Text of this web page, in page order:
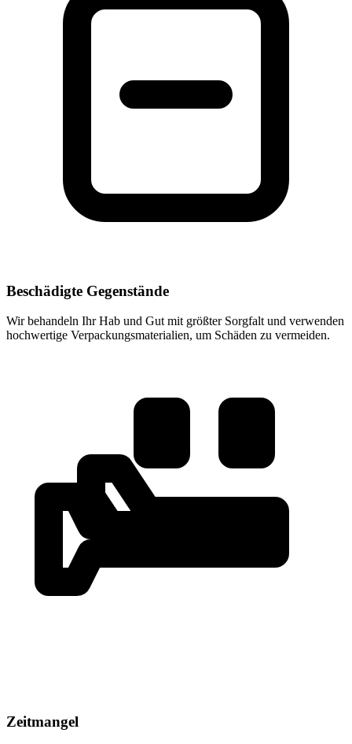
Beschädigte Gegenstände
Wir behandeln Ihr Hab und Gut mit größter Sorgfalt und verwenden
hochwertige Verpackungsmaterialien, um Schäden zu vermeiden.
Zeitmangel